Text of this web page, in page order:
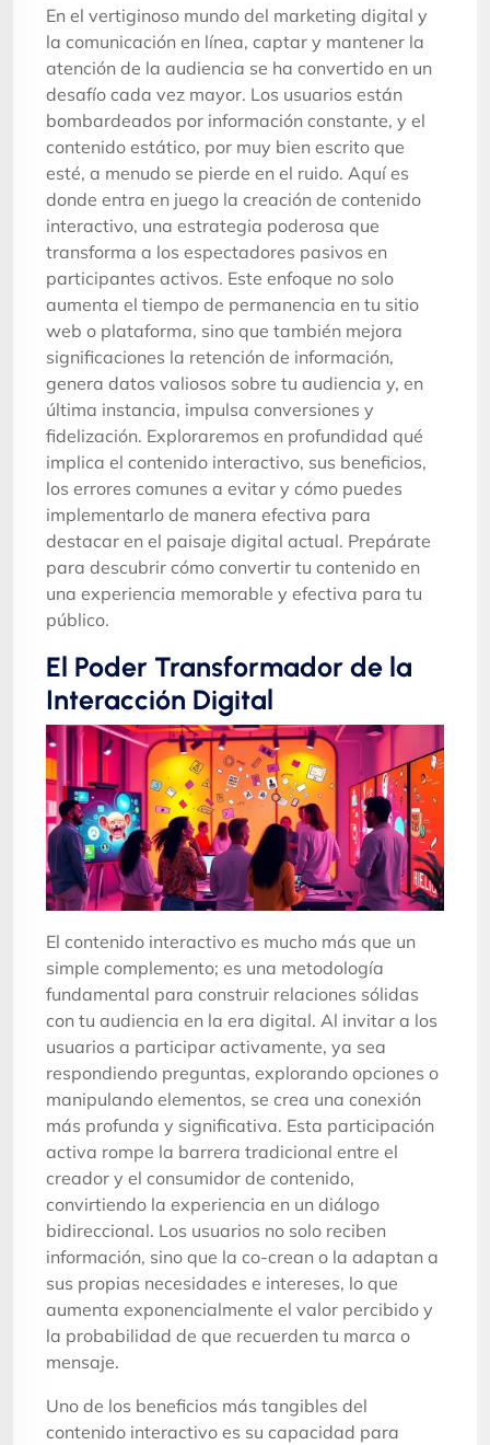
En el vertiginoso mundo del marketing digital y
la comunicación en línea, captar y mantener la
atención de la audiencia se ha convertido en un
desafío cada vez mayor. Los usuarios están
bombardeados por información constante, y el
contenido estático, por muy bien escrito que
esté, a menudo se pierde en el ruido. Aquí es
donde entra en juego la creación de contenido
interactivo, una estrategia poderosa que
transforma a los espectadores pasivos en
participantes activos. Este enfoque no solo
aumenta el tiempo de permanencia en tu sitio
web o plataforma, sino que también mejora
significaciones la retención de información,
genera datos valiosos sobre tu audiencia y, en
última instancia, impulsa conversiones y
fidelización. Exploraremos en profundidad qué
implica el contenido interactivo, sus beneficios,
los errores comunes a evitar y cómo puedes
implementarlo de manera efectiva para
destacar en el paisaje digital actual. Prepárate
para descubrir cómo convertir tu contenido en
una experiencia memorable y efectiva para tu
público.
El Poder Transformador de la
Interacción Digital
El contenido interactivo es mucho más que un
simple complemento; es una metodología
fundamental para construir relaciones sólidas
con tu audiencia en la era digital. Al invitar a los
usuarios a participar activamente, ya sea
respondiendo preguntas, explorando opciones o
manipulando elementos, se crea una conexión
más profunda y significativa. Esta participación
activa rompe la barrera tradicional entre el
creador y el consumidor de contenido,
convirtiendo la experiencia en un diálogo
bidireccional. Los usuarios no solo reciben
información, sino que la co-crean o la adaptan a
sus propias necesidades e intereses, lo que
aumenta exponencialmente el valor percibido y
la probabilidad de que recuerden tu marca o
mensaje.
Uno de los beneficios más tangibles del
contenido interactivo es su capacidad para